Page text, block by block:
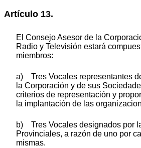
Artículo 13.
El Consejo Asesor de la
Radio y Televisión estará
miembros:
a) Tres Vocales representantes
la Corporación y de sus
criterios de representación y
la implantación de las
b) Tres Vocales designados por
Provinciales, a razón de uno por
mismas.